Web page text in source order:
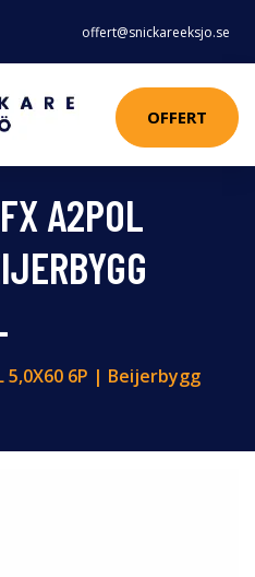
offert@snickareeksjo.se
OFFERT
A2POL
5,0X60 6P | Beijerbygg